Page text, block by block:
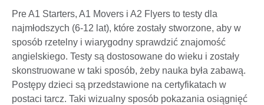
Pre A1 Starters, A1 Movers i A2 Flyers to testy dla
najmłodszych (6-12 lat), które zostały stworzone, aby w
sposób rzetelny i wiarygodny sprawdzić znajomość
angielskiego. Testy są dostosowane do wieku i zostały
skonstruowane w taki sposób, żeby nauka była zabawą.
Postępy dzieci są przedstawione na certyfikatach w
postaci tarcz. Taki wizualny sposób pokazania osiągnięć